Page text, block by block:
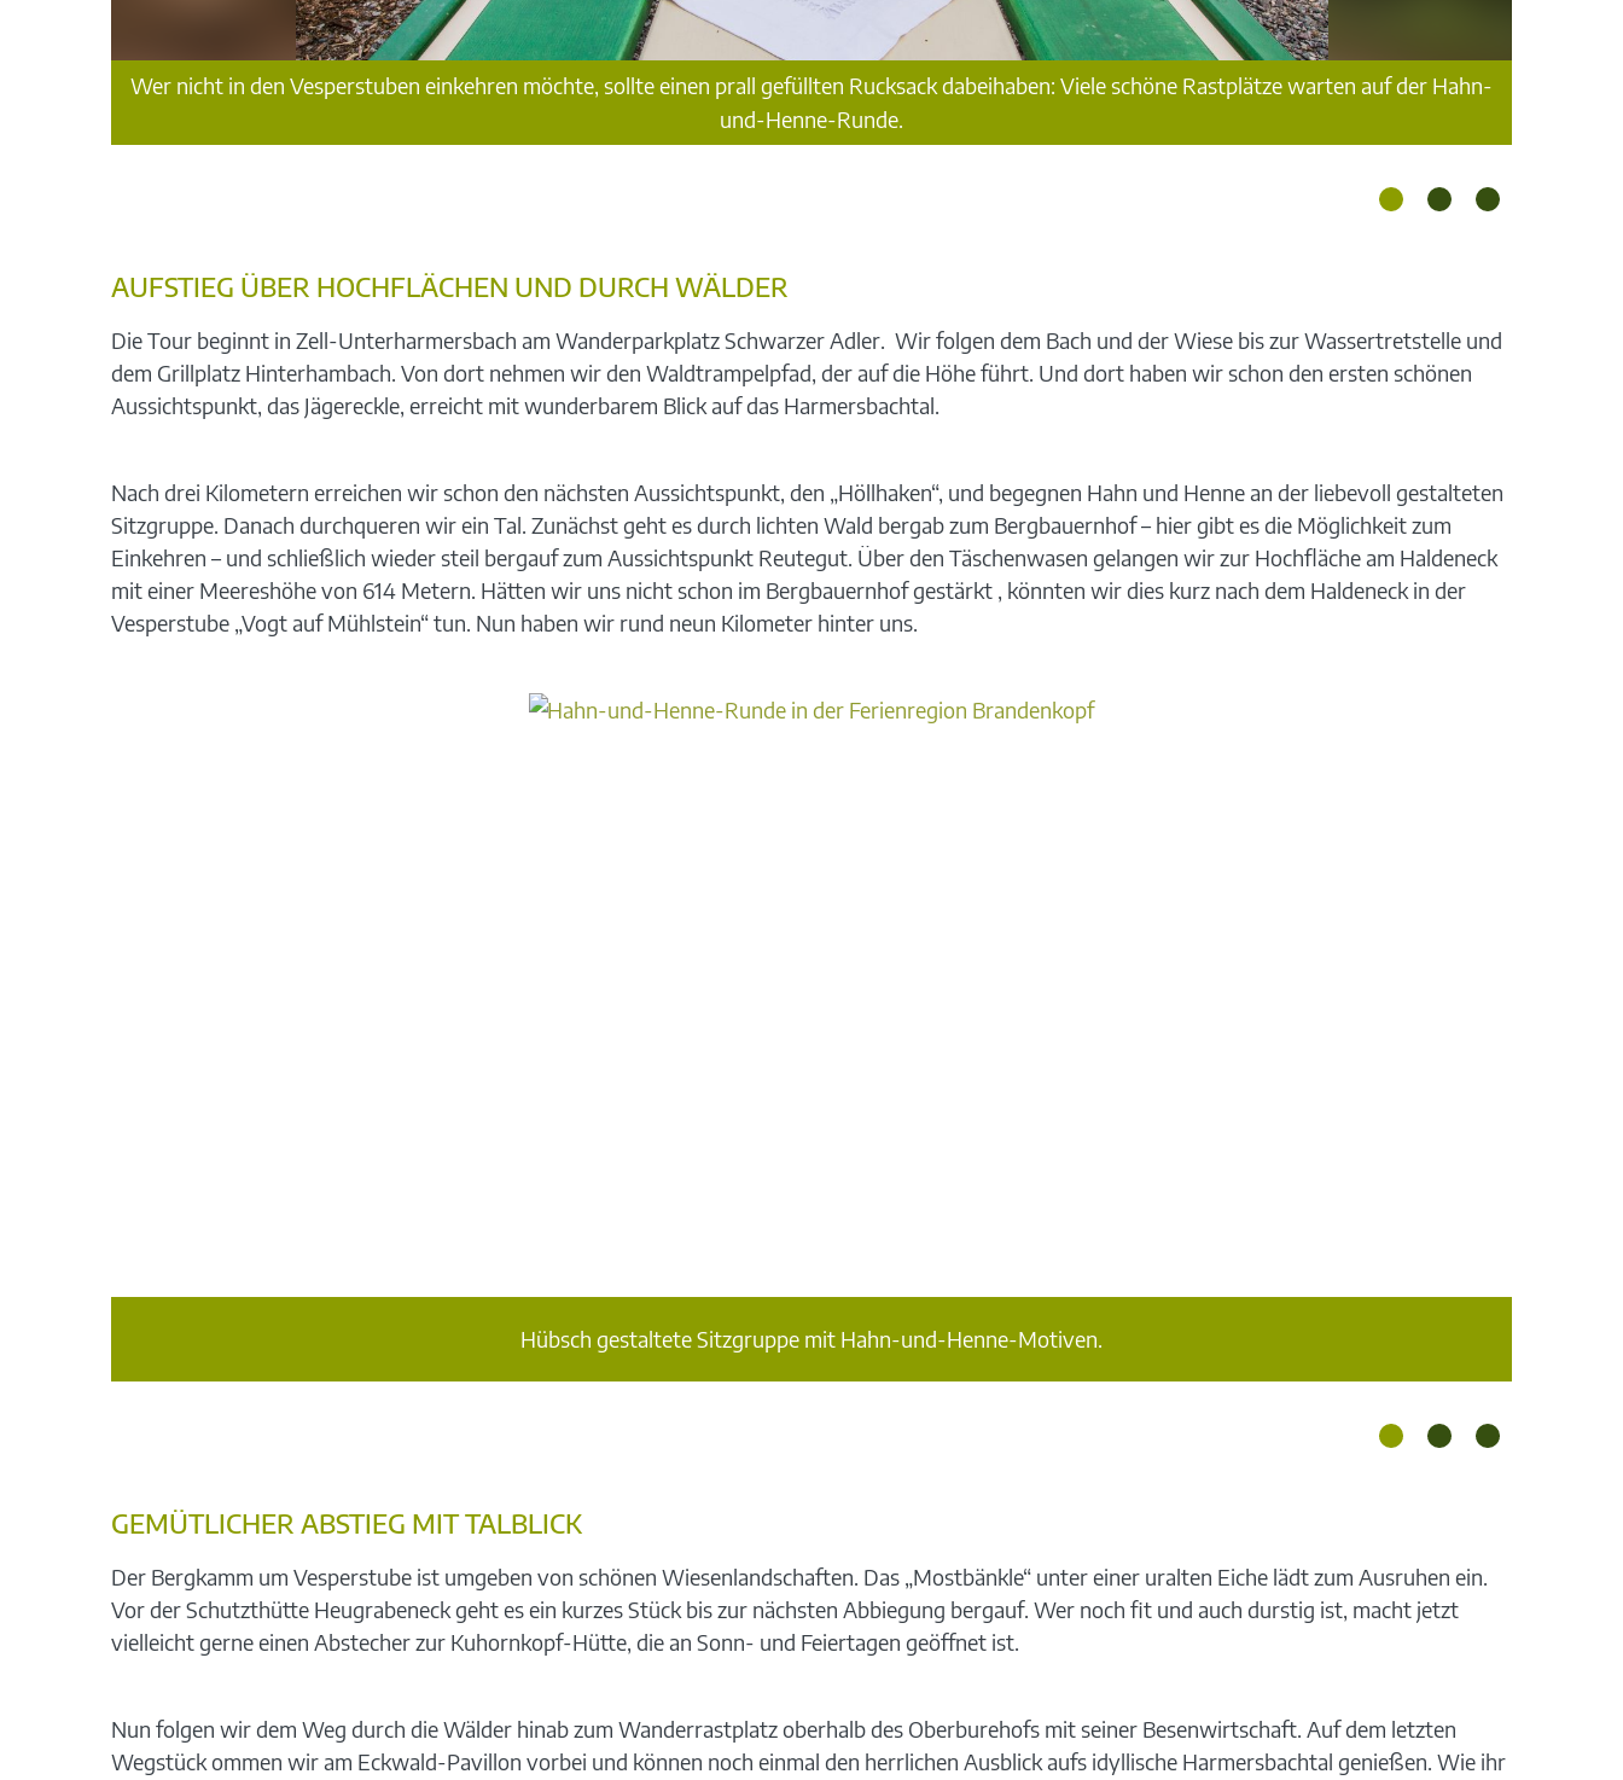
Wer nicht in den Vesperstuben einkehren möchte, sollte einen prall gefüllten Rucksack dabeihaben: Viele schöne Rastplätze warten auf der Hahn-
und-Henne-Runde.
AUFSTIEG ÜBER HOCHFLÄCHEN UND DURCH WÄLDER
Die Tour beginnt in Zell-Unterharmersbach am Wanderparkplatz Schwarzer Adler. Wir folgen dem Bach und der Wiese bis zur Wassertretstelle und
dem Grillplatz Hinterhambach. Von dort nehmen wir den Waldtrampelpfad, der auf die Höhe führt. Und dort haben wir schon den ersten schönen
Aussichtspunkt, das Jägereckle, erreicht mit wunderbarem Blick auf das Harmersbachtal.
Nach drei Kilometern erreichen wir schon den nächsten Aussichtspunkt, den „Höllhaken“, und begegnen Hahn und Henne an der liebevoll gestalteten
Sitzgruppe. Danach durchqueren wir ein Tal. Zunächst geht es durch lichten Wald bergab zum Bergbauernhof – hier gibt es die Möglichkeit zum
Einkehren – und schließlich wieder steil bergauf zum Aussichtspunkt Reutegut. Über den Täschenwasen gelangen wir zur Hochfläche am Haldeneck
mit einer Meereshöhe von 614 Metern. Hätten wir uns nicht schon im Bergbauernhof gestärkt , könnten wir dies kurz nach dem Haldeneck in der
Vesperstube „Vogt auf Mühlstein“ tun. Nun haben wir rund neun Kilometer hinter uns.
Hübsch gestaltete Sitzgruppe mit Hahn-und-Henne-Motiven.
GEMÜTLICHER ABSTIEG MIT TALBLICK
Der Bergkamm um Vesperstube ist umgeben von schönen Wiesenlandschaften. Das „Mostbänkle“ unter einer uralten Eiche lädt zum Ausruhen ein.
Vor der Schutzthütte Heugrabeneck geht es ein kurzes Stück bis zur nächsten Abbiegung bergauf. Wer noch fit und auch durstig ist, macht jetzt
vielleicht gerne einen Abstecher zur Kuhornkopf-Hütte, die an Sonn- und Feiertagen geöffnet ist.
Nun folgen wir dem Weg durch die Wälder hinab zum Wanderrastplatz oberhalb des Oberburehofs mit seiner Besenwirtschaft. Auf dem letzten
Wegstück ommen wir am Eckwald-Pavillon vorbei und können noch einmal den herrlichen Ausblick aufs idyllische Harmersbachtal genießen. Wie ihr